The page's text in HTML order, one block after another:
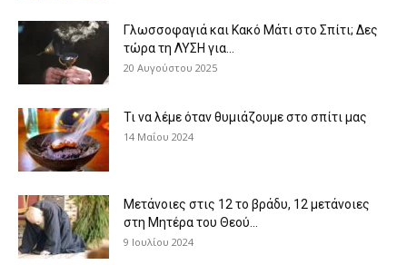
Γλωσσοφαγιά και Κακό Μάτι στο Σπίτι; Δες
τώρα τη ΛΥΣΗ για...
20 Αυγούστου 2025
Τι να λέμε όταν θυμιάζουμε στο σπίτι μας
14 Μαΐου 2024
Μετάνοιες στις 12 το βράδυ, 12 μετάνοιες
στη Μητέρα του Θεού...
9 Ιουλίου 2024